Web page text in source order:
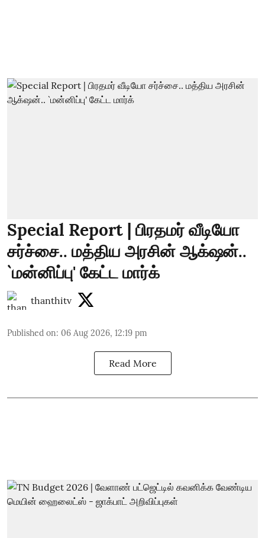
Special Report | பிரதமர் வீடியோ
சர்ச்சை.. மத்திய அரசின் ஆக்‌ஷன்..
`மன்னிப்பு' கேட்ட மார்க்
thanthitv
Published on: 06 Aug 2026, 12:19 pm
Read More